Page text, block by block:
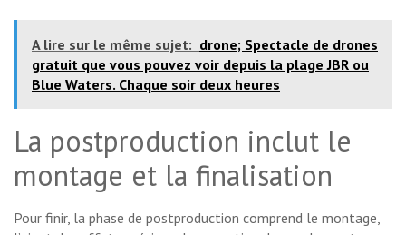
A lire sur le même sujet: drone; Spectacle de drones
gratuit que vous pouvez voir depuis la plage JBR ou
Blue Waters. Chaque soir deux heures
La postproduction inclut le
montage et la finalisation
Pour finir, la phase de postproduction comprend le montage,